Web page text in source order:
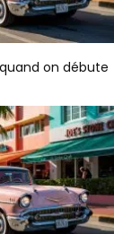
on débute